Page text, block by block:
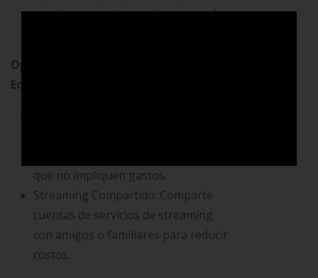
monitorear y ajustar el consumo de
Opciones de Entretenimiento
Económico
que no impliquen gastos.
Streaming Compartido: Comparte
cuentas de servicios de streaming
con amigos o familiares para reducir
costos.